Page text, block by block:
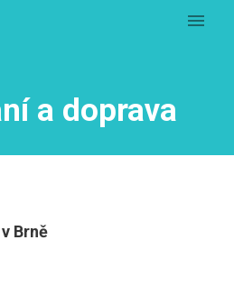
MENU
a doprava
Brně